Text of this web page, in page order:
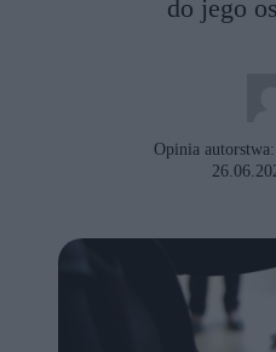
do jego
Opinia autorstwa: